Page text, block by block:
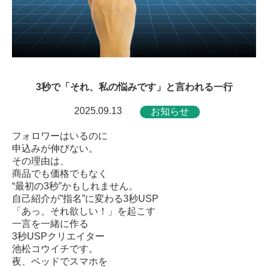
3秒で「それ、私の悩みです」と言われる一行
2025.09.13 お知らせ
フォロワーはいるのに
申込みが伸びない。
その理由は、
商品でも価格でもなく
“最初の3秒”かもしれません。
自己紹介が”指名”に変わる3秒USP
「あっ、それ欲しい！」を起こす
一言を一緒に作る
3秒USPクリエイター
池松コウイチです。
夜、ベッドでスマホを